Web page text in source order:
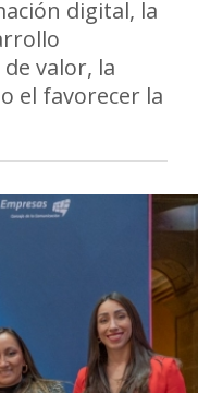
digital, la
valor, la
el favorecer la